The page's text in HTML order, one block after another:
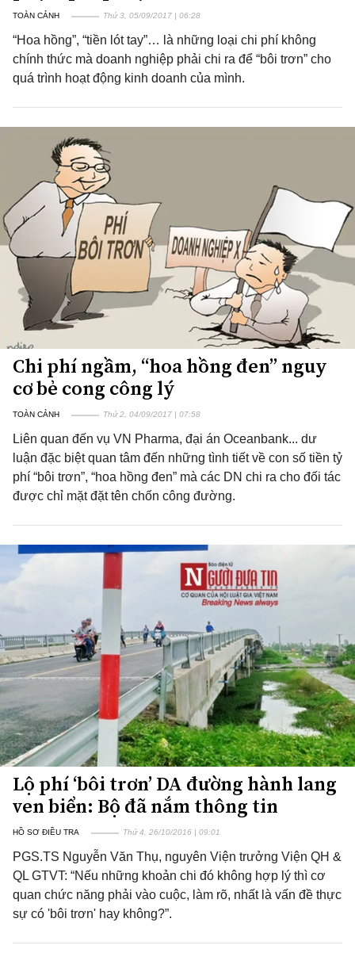
TOÀN CẢNH Thứ 3, 05/09/2017 | 06:28
“Hoa hồng”, “tiền lót tay”… là những loại chi phí không
chính thức mà doanh nghiệp phải chi ra để “bôi trơn” cho
quá trình hoạt động kinh doanh của mình.
Chi phí ngầm, “hoa hồng đen” nguy
cơ bẻ cong công lý
TOÀN CẢNH Thứ 2, 04/09/2017 | 07:58
Liên quan đến vụ VN Pharma, đại án Oceanbank... dư
luận đặc biệt quan tâm đến những tình tiết về con số tiền tỷ
phí “bôi trơn”, “hoa hồng đen” mà các DN chi ra cho đối tác
được chỉ mặt đặt tên chốn công đường.
Lộ phí ‘bôi trơn’ DA đường hành lang
ven biển: Bộ đã nắm thông tin
HỒ SƠ ĐIỀU TRA Thứ 4, 26/10/2016 | 09:01
PGS.TS Nguyễn Văn Thụ, nguyên Viện trưởng Viện QH &
QL GTVT: “Nếu những khoản chi đó không hợp lý thì cơ
quan chức năng phải vào cuộc, làm rõ, nhất là vấn đề thực
sự có 'bôi trơn' hay không?”.